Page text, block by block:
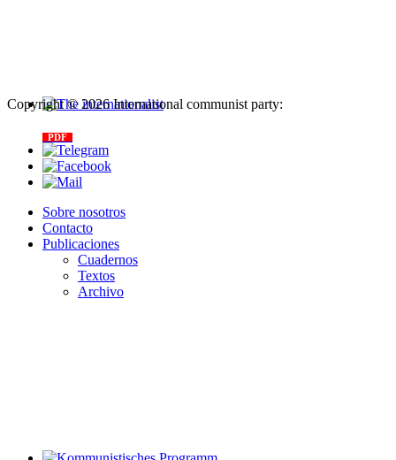
PDF
Copyright © 2026 International communist party:
Sobre nosotros
Contacto
Publicaciones
Cuadernos
Textos
Archivo